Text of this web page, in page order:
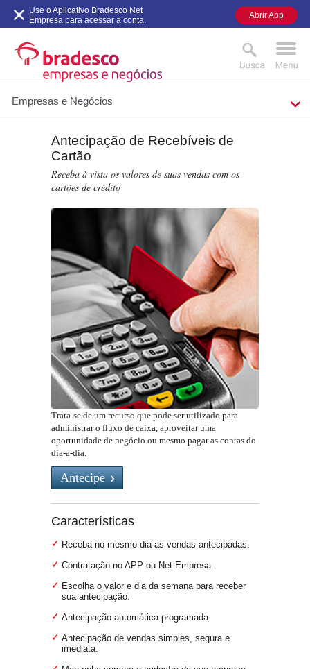
Empresas e Negócios
MAIS BUSCADOS
Antecipação de Recebíveis de
Cartão
Receba à vista os valores de suas vendas com os
cartões de crédito
Trata-se de um recurso que pode ser utilizado para
administrar o fluxo de caixa, aproveitar uma
oportunidade de negócio ou mesmo pagar as contas do
dia-a-dia.
Antecipe
Características
Receba no mesmo dia as vendas antecipadas.
Contratação no APP ou Net Empresa.
Escolha o valor e dia da semana para receber
sua antecipação.
Antecipação automática programada.
Antecipação de vendas simples, segura e
imediata.
Use o Aplicativo Bradesco Net
Empresa para acessar a conta.
Abrir App